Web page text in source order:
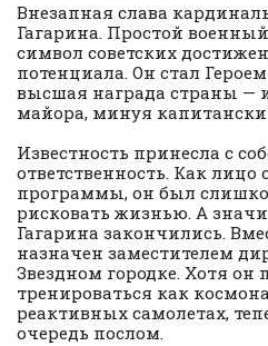
Внезапная слава
Гагарина. Простой
символ советских
потенциала. Он стал
высшая награда страны —
майора, минуя
Известность принесла с
ответственность. Как лицо
программы, он был
рисковать жизнью. А
Гагарина закончились.
назначен заместителем
Звездном городке. Хотя он
тренироваться как
реактивных самолетах,
очередь послом.